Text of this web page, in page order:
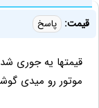
قیمت: پاسخ
قیمتها یه جوری
موتور رو میدی